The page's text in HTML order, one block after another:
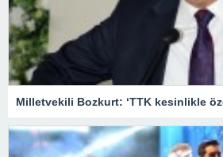
Milletvekili Bozkurt: ‘TTK kesinlikle